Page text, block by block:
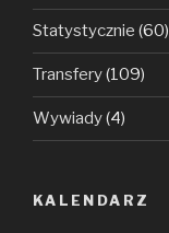
Statystycznie (60)
Transfery(109)
Wywiady(4)
KALENDARZ